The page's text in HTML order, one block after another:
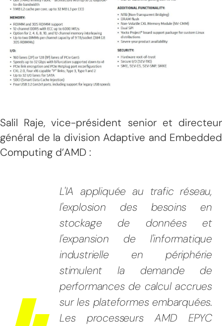
Salil Raje, vice-président senior et directeur
général de la division Adaptive and Embedded
Computing d’AMD :
L'IA appliquée au trafic réseau,
l'explosion des besoins en
stockage de données et
l'expansion de l'informatique
industrielle en périphérie
stimulent la demande de
performances de calcul accrues
sur les plateformes embarquées.
Les processeurs AMD EPYC